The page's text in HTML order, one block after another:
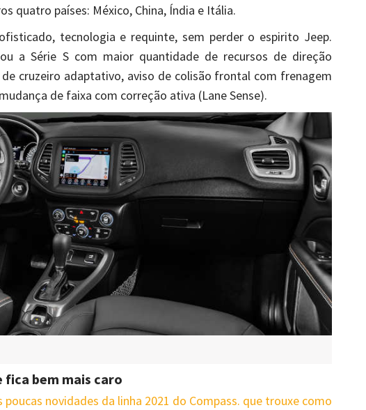
quatro países: México, China, Índia e Itália.
tecnologia e requinte, sem perder o espirito Jeep.
a Série S com maior quantidade de recursos de direção
cruzeiro adaptativo, aviso de colisão frontal com frenagem
de faixa com correção ativa (Lane Sense).
fica bem mais caro
novidades da linha 2021 do Compass. que trouxe como